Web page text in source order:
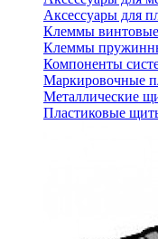
Аксессуары для
Клеммы винтовые
Клеммы
Компоненты
Маркировочные
Металлические
Пластиковые